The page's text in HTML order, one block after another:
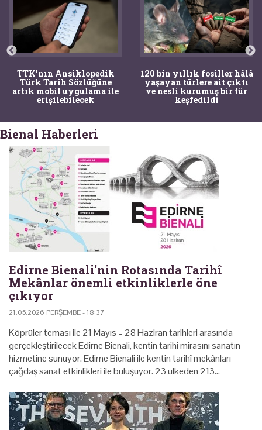
TTK'nın Ansiklopedik
Türk Tarih Sözlüğüne
artık mobil uygulama ile
erişilebilecek
120 bin yıllık fosiller hâlâ
yaşayan türlere ait çıktı
ve nesli kurumuş bir tür
keşfedildi
Bienal Haberleri
Edirne Bienali'nin Rotasında Tarihî
Mekânlar önemli etkinliklerle öne
çıkıyor
21.05.2026 PERŞEMBE - 18:37
Köprüler teması ile 21 Mayıs – 28 Haziran tarihleri arasında
gerçekleştirilecek Edirne Bienali, kentin tarihi mirasını sanatın
hizmetine sunuyor. Edirne Bienali ile kentin tarihî mekânları
çağdaş sanat etkinlikleri ile buluşuyor. 23 ülkeden 213…